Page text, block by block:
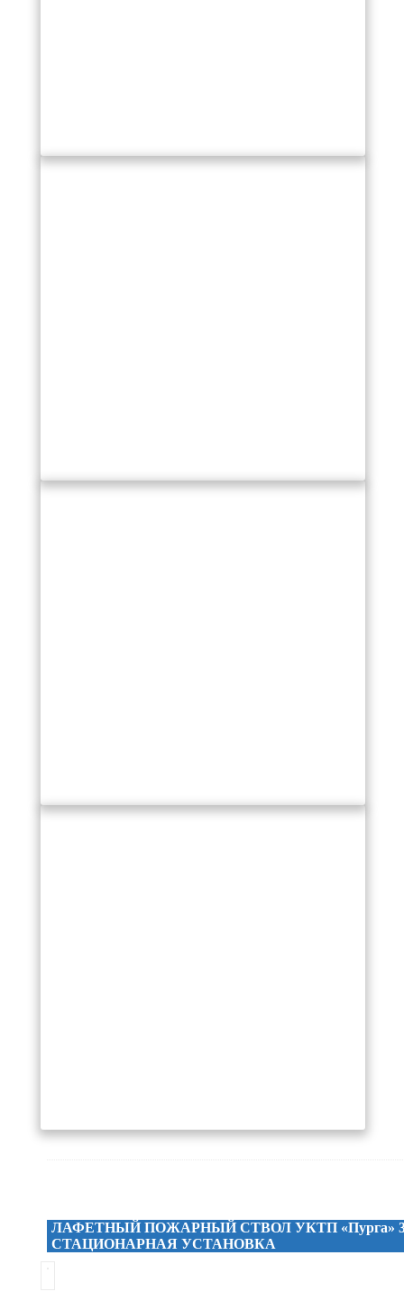
ЛАФЕТНЫЙ ПОЖАРНЫЙ СТВОЛ УКТП «Пурга»
СТАЦИОНАРНАЯ УСТАНОВКА